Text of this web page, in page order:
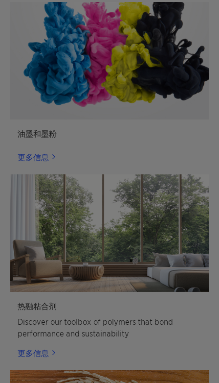
油墨和墨粉
更多信息
热融粘合剂
Discover our toolbox of polymers that bond
performance and sustainability
更多信息